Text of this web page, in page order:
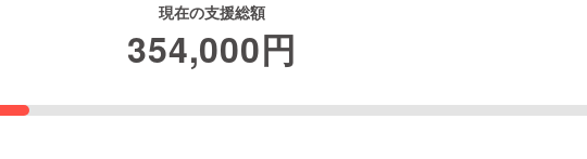
現在の支援総額
354,000円